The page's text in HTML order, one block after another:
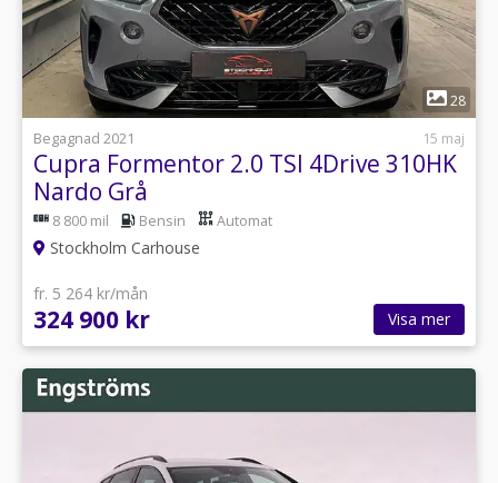
1
28
Begagnad 2021
15 maj
Cupra Formentor 2.0 TSI 4Drive 310HK
Nardo Grå
8 800 mil Bensin Automat
Stockholm Carhouse
fr. 5 264 kr/mån
324 900 kr Visa mer